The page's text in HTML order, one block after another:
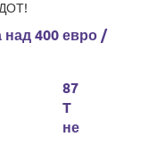
над 400 евро /
87
T
не